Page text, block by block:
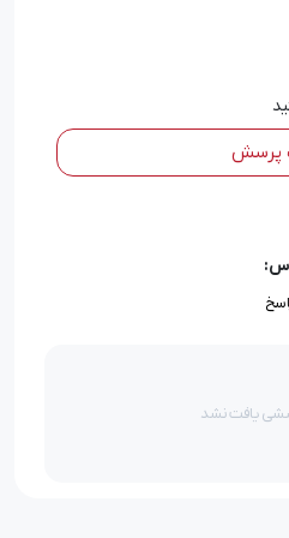
همچون چراغ جدید، نور
خودرو زیبایی و جوانی
تولید کننده و متریال اصلی
پرسش
یافت نشد